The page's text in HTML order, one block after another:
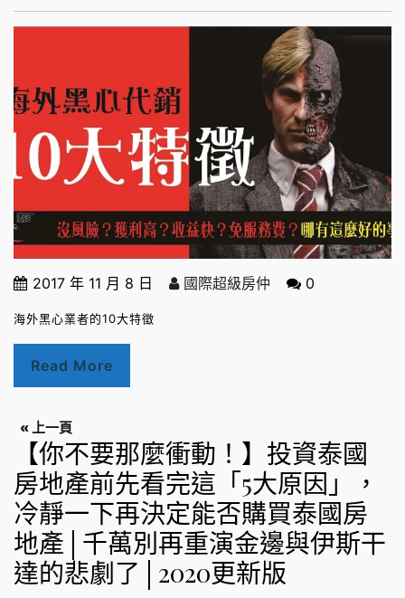
2017 年 11 月 8 日 國際超級房仲 0
海外黑心業者的10大特徵
Read More
« 上一頁
【你不要那麼衝動！】投資泰國
房地產前先看完這「5大原因」，
冷靜一下再決定能否購買泰國房
地產│千萬別再重演金邊與伊斯干
達的悲劇了│2020更新版